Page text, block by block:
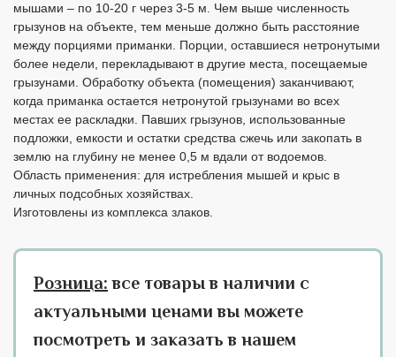
мышами – по 10-20 г через 3-5 м. Чем выше численность
грызунов на объекте, тем меньше должно быть расстояние
между порциями приманки. Порции, оставшиеся нетронутыми
более недели, перекладывают в другие места, посещаемые
грызунами. Обработку объекта (помещения) заканчивают,
когда приманка остается нетронутой грызунами во всех
местах ее раскладки. Павших грызунов, использованные
подложки, емкости и остатки средства сжечь или закопать в
землю на глубину не менее 0,5 м вдали от водоемов.
Область применения: для истребления мышей и крыс в
личных подсобных хозяйствах.
Изготовлены из комплекса злаков.
Розница: все товары в наличии с
актуальными ценами вы можете
посмотреть и заказать в нашем